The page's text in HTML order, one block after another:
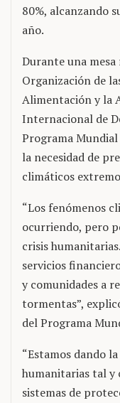
80%, alcanzando
año.
Durante una
Organización de
Alimentación y la
Internacional de
Programa
la necesidad de
climáticos
“Los fenómenos
ocurriendo, pero
crisis
servicios
y comunidades a
tormentas”,
del Programa
“Estamos dando
humanitarias tal y
sistemas de